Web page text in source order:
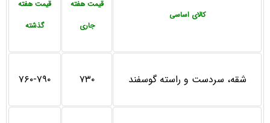
کالای اساسی
قیمت هفته
جاری
قیمت هفته
گذشته
شقه، سردست و راسته گوسفند ۷۳۰ ۷۶۰-۷۹۰